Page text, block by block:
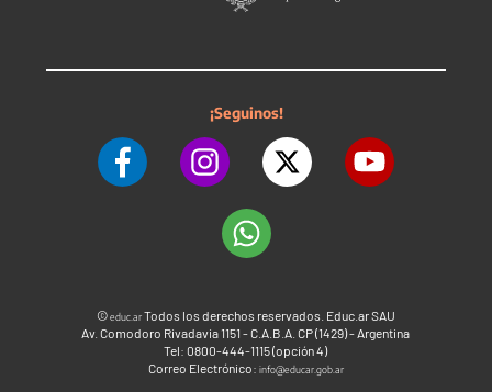
¡Seguinos!
©educ.arTodos los derechos reservados. Educ.ar SAU
Av. Comodoro Rivadavia 1151 - C.A.B.A. CP (1429) - Argentina
Tel: 0800-444-1115 (opción 4)
Correo Electrónico: info@educar.gob.ar